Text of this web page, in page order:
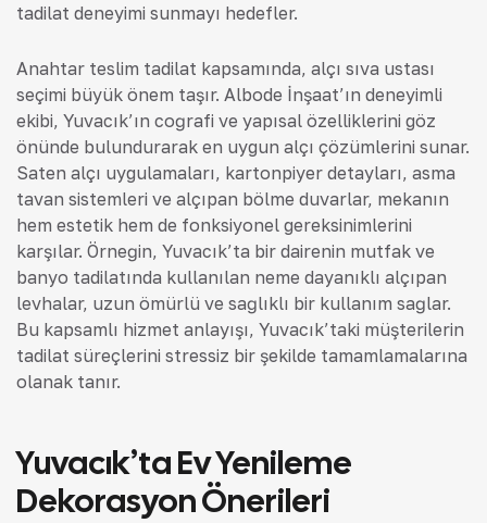
tadilat deneyimi sunmayı hedefler.
Anahtar teslim tadilat kapsamında, alçı sıva ustası
seçimi büyük önem taşır. Albode İnşaat’ın deneyimli
ekibi, Yuvacık’ın coğrafi ve yapısal özelliklerini göz
önünde bulundurarak en uygun alçı çözümlerini sunar.
Saten alçı uygulamaları, kartonpiyer detayları, asma
tavan sistemleri ve alçıpan bölme duvarlar, mekanın
hem estetik hem de fonksiyonel gereksinimlerini
karşılar. Örneğin, Yuvacık’ta bir dairenin mutfak ve
banyo tadilatında kullanılan neme dayanıklı alçıpan
levhalar, uzun ömürlü ve sağlıklı bir kullanım sağlar.
Bu kapsamlı hizmet anlayışı, Yuvacık’taki müşterilerin
tadilat süreçlerini stressiz bir şekilde tamamlamalarına
olanak tanır.
Yuvacık’ta Ev Yenileme
Dekorasyon Önerileri